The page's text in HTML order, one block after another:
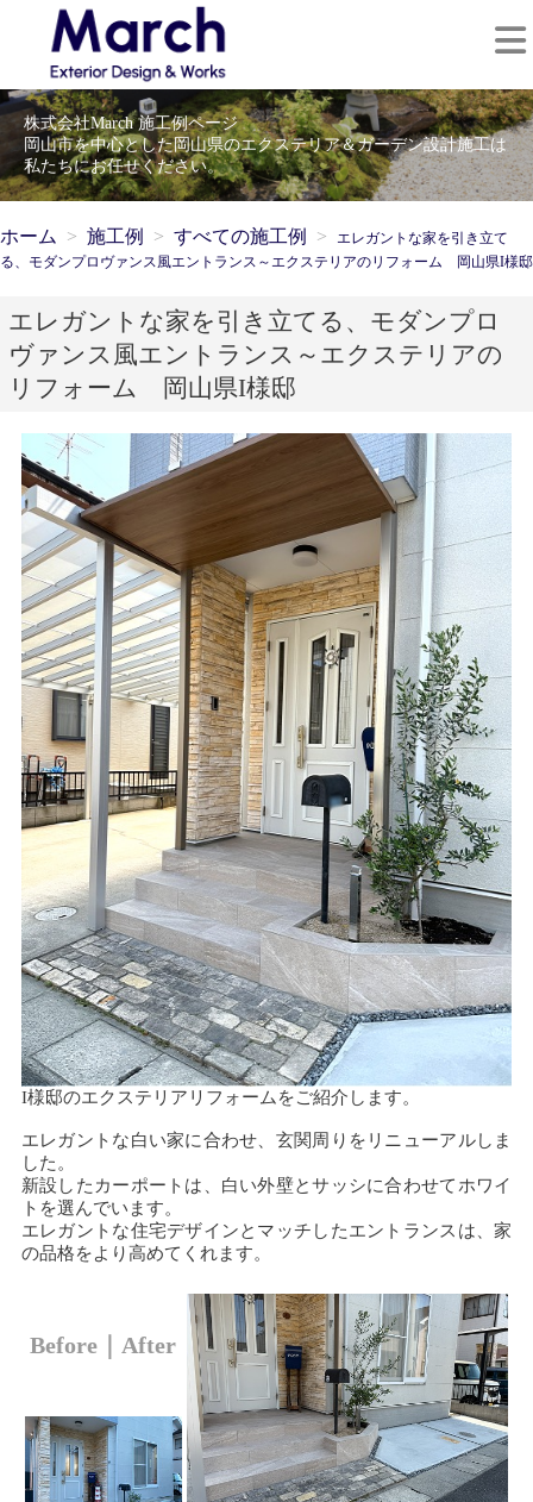
株式会社March 施工例ページ
岡山市を中心とした岡山県のエクステリア＆ガーデン設計施工は
私たちにお任せください。
ホーム 施工例 すべての施工例
エレガントな家を引き立て
る、モダンプロヴァンス風エントランス～エクステリアのリフォーム 岡山県I様邸
エレガントな家を引き立てる、モダンプロ
ヴァンス風エントランス～エクステリアの
リフォーム 岡山県I様邸
I様邸のエクステリアリフォームをご紹介します。
エレガントな白い家に合わせ、玄関周りをリニューアルしま
した。
新設したカーポートは、白い外壁とサッシに合わせてホワイ
トを選んでいます。
エレガントな住宅デザインとマッチしたエントランスは、家
の品格をより高めてくれます。
Before｜After